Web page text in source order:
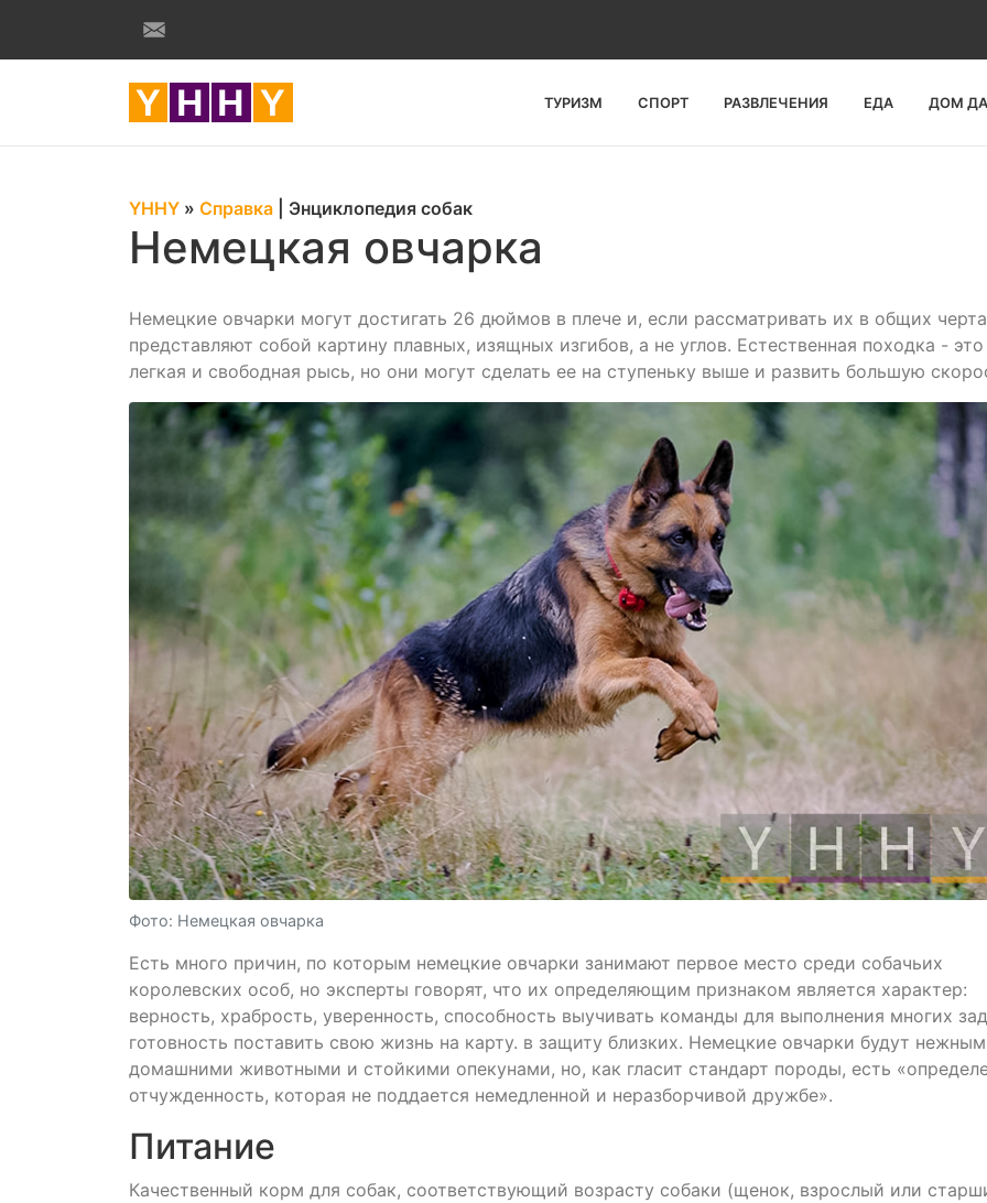
ТУРИЗМ СПОРТ РАЗВЛЕЧЕНИЯ ЕДА ДОМ
YHHY » Справка Энциклопедия собак
Немецкая овчарка
Немецкие овчарки могут достигать 26 дюймов в плече и, если рассматривать их в общих
представляют собой картину плавных, изящных изгибов, а не углов. Естественная походка - это
легкая и свободная рысь, но они могут сделать ее на ступеньку выше и развить большую
Фото: Немецкая овчарка
Есть много причин, по которым немецкие овчарки занимают первое место среди собачьих
королевских особ, но эксперты говорят, что их определяющим признаком является характер:
верность, храбрость, уверенность, способность выучивать команды для выполнения многих
готовность поставить свою жизнь на карту. в защиту близких. Немецкие овчарки будут
домашними животными и стойкими опекунами, но, как гласит стандарт породы, есть
отчужденность, которая не поддается немедленной и неразборчивой дружбе».
Питание
Качественный корм для собак, соответствующий возрасту собаки (щенок, взрослый или